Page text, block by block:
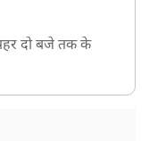
दो बजे तक के
लोग गिरफ्तार,